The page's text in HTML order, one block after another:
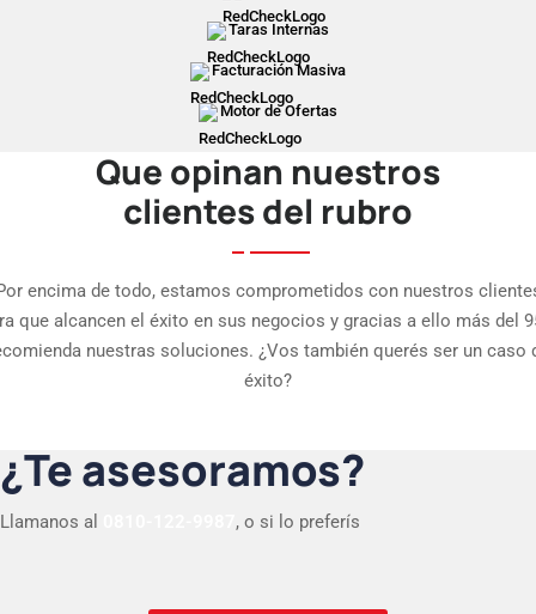
Taras Internas
Facturación Masiva
Motor de Ofertas
Que opinan nuestros
clientes del rubro
encima de todo, estamos comprometidos con nuestros
que alcancen el éxito en sus negocios y gracias a ello más del
nuestras soluciones. ¿Vos también querés ser un caso
éxito?
¿Te asesoramos?
Llamanos al , o si lo preferís